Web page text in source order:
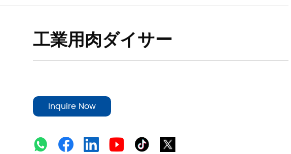
工業用肉ダイサー
Inquire Now